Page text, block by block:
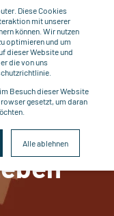
Diese Cookies
mit unserer
können. Wir nutzen
optimieren und um
dieser Website und
die von uns
Besuch dieser Website
gesetzt, um daran
Alle ablehnen
-